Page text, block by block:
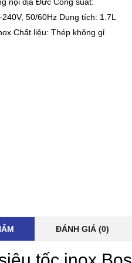
50/60Hz Dung tích: 1.7L
Chất liệu: Thép không gỉ
ĐÁNH GIÁ (0)